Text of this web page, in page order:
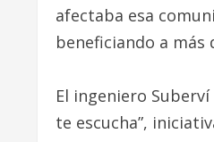
afectaba esa
beneficiando a más
El ingeniero
te escucha”,